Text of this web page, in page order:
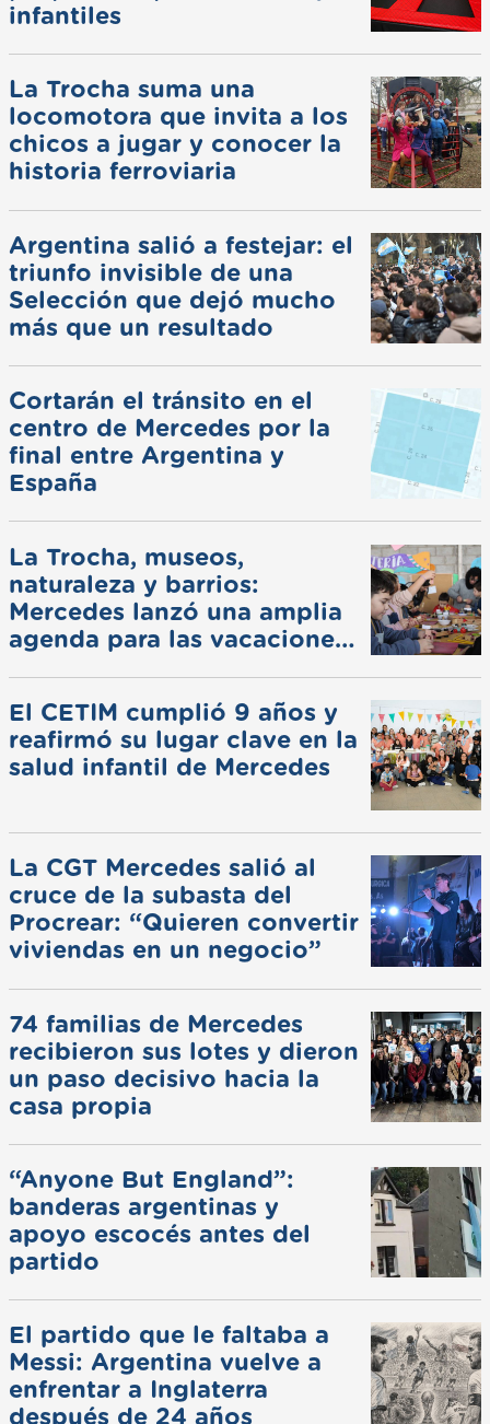
infantiles
La Trocha suma una
locomotora que invita a los
chicos a jugar y conocer la
historia ferroviaria
Argentina salió a festejar: el
triunfo invisible de una
Selección que dejó mucho
más que un resultado
Cortarán el tránsito en el
centro de Mercedes por la
final entre Argentina y
España
La Trocha, museos,
naturaleza y barrios:
Mercedes lanzó una amplia
agenda para las vacaciones
El CETIM cumplió 9 años y
reafirmó su lugar clave en la
salud infantil de Mercedes
La CGT Mercedes salió al
cruce de la subasta del
Procrear: “Quieren convertir
viviendas en un negocio”
74 familias de Mercedes
recibieron sus lotes y dieron
un paso decisivo hacia la
casa propia
“Anyone But England”:
banderas argentinas y
apoyo escocés antes del
partido
El partido que le faltaba a
Messi: Argentina vuelve a
enfrentar a Inglaterra
después de 24 años